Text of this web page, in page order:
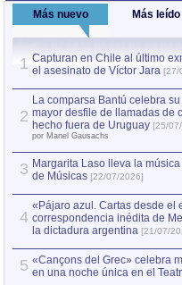
Más nuevo Más leído
1 Capturan en Chile al último
el asesinato de Víctor Jara [27/
2
La comparsa Bantú celebra
mayor desfile de llamadas de
hecho fuera de Uruguay [25/
por Manel Gausachs
3 Margarita Laso lleva la
de Músicas [22/07/2026]
4
«Pájaro azul. Cartas desde el
correspondencia inédita de
la dictadura argentina [21/07/
5 «Cançons del Grec» celebra
en una noche única en el